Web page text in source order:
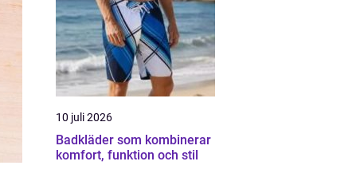
10 juli 2026
Badkläder som kombinerar
komfort, funktion och stil